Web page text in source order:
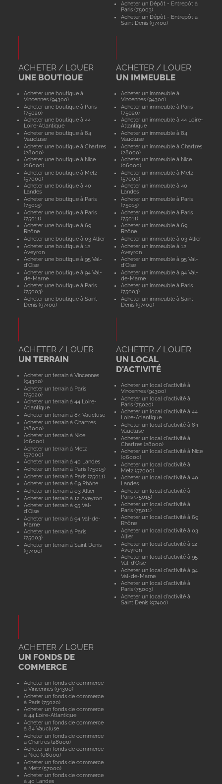
Acheter un Dépôt - Entrepôt à
Paris (75003)
Acheter un Dépôt - Entrepôt à
Saint Denis (97400)
ACHETER / LOUER
UNE BOUTIQUE
Acheter une boutique à
Vincennes (94300)
Acheter une boutique à Paris
(75020)
Acheter une boutique à 44
Loire-Atlantique
Acheter une boutique à 84
Vaucluse
Acheter une boutique à Chartres
(28000)
Acheter une boutique à Nice
(06000)
Acheter une boutique à Metz
(57000)
Acheter une boutique à 40
Landes
Acheter une boutique à Paris
(75015)
Acheter une boutique à Paris
(75011)
Acheter une boutique à 69
Rhône
Acheter une boutique à 03 Allier
Acheter une boutique à 12
Aveyron
Acheter une boutique à 95 Val-
d'Oise
Acheter une boutique à 94 Val-
de-Marne
Acheter une boutique à Paris
(75003)
Acheter une boutique à Saint
Denis (97400)
ACHETER / LOUER
UN IMMEUBLE
Acheter un immeuble à
Vincennes (94300)
Acheter un immeuble à Paris
(75020)
Acheter un immeuble à 44 Loire-
Atlantique
Acheter un immeuble à 84
Vaucluse
Acheter un immeuble à Chartres
(28000)
Acheter un immeuble à Nice
(06000)
Acheter un immeuble à Metz
(57000)
Acheter un immeuble à 40
Landes
Acheter un immeuble à Paris
(75015)
Acheter un immeuble à Paris
(75011)
Acheter un immeuble à 69
Rhône
Acheter un immeuble à 03 Allier
Acheter un immeuble à 12
Aveyron
Acheter un immeuble à 95 Val-
d'Oise
Acheter un immeuble à 94 Val-
de-Marne
Acheter un immeuble à Paris
(75003)
Acheter un immeuble à Saint
Denis (97400)
ACHETER / LOUER
UN TERRAIN
Acheter un terrain à Vincennes
(94300)
Acheter un terrain à Paris
(75020)
Acheter un terrain à 44 Loire-
Atlantique
Acheter un terrain à 84 Vaucluse
Acheter un terrain à Chartres
(28000)
Acheter un terrain à Nice
(06000)
Acheter un terrain à Metz
(57000)
Acheter un terrain à 40 Landes
Acheter un terrain à Paris (75015)
Acheter un terrain à Paris (75011)
Acheter un terrain à 69 Rhône
Acheter un terrain à 03 Allier
Acheter un terrain à 12 Aveyron
Acheter un terrain à 95 Val-
d'Oise
Acheter un terrain à 94 Val-de-
Marne
Acheter un terrain à Paris
(75003)
Acheter un terrain à Saint Denis
(97400)
ACHETER / LOUER
UN LOCAL
D'ACTIVITÉ
Acheter un local d'activité à
Vincennes (94300)
Acheter un local d'activité à
Paris (75020)
Acheter un local d'activité à 44
Loire-Atlantique
Acheter un local d'activité à 84
Vaucluse
Acheter un local d'activité à
Chartres (28000)
Acheter un local d'activité à Nice
(06000)
Acheter un local d'activité à
Metz (57000)
Acheter un local d'activité à 40
Landes
Acheter un local d'activité à
Paris (75015)
Acheter un local d'activité à
Paris (75011)
Acheter un local d'activité à 69
Rhône
Acheter un local d'activité à 03
Allier
Acheter un local d'activité à 12
Aveyron
Acheter un local d'activité à 95
Val-d'Oise
Acheter un local d'activité à 94
Val-de-Marne
Acheter un local d'activité à
Paris (75003)
Acheter un local d'activité à
Saint Denis (97400)
ACHETER / LOUER
UN FONDS DE
COMMERCE
Acheter un fonds de commerce
à Vincennes (94300)
Acheter un fonds de commerce
à Paris (75020)
Acheter un fonds de commerce
à 44 Loire-Atlantique
Acheter un fonds de commerce
à 84 Vaucluse
Acheter un fonds de commerce
à Chartres (28000)
Acheter un fonds de commerce
à Nice (06000)
Acheter un fonds de commerce
à Metz (57000)
Acheter un fonds de commerce
à 40 Landes